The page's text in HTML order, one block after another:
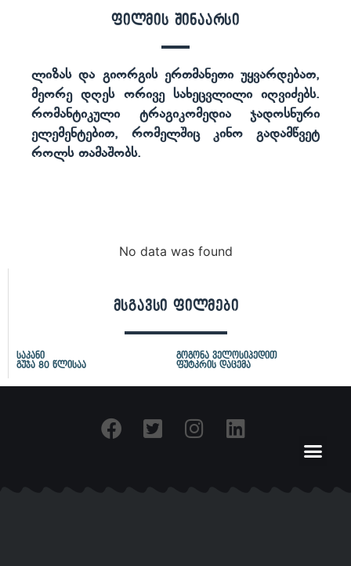
ფილმის შინაარსი
ლიზას და გიორგის ერთმანეთი უყვარდებათ,
მეორე დღეს ორივე სახეცვლილი იღვიძებს.
რომანტიკული ტრაგიკომედია ჯადოსნური
ელემენტებით, რომელშიც კინო გადამწვეტ
როლს თამაშობს.
No data was found
მსგავსი ფილმები
საკანი
გოგონა ველოსიპედით
გუჯა 80 წლისაა
ფუტკრის დაცემა